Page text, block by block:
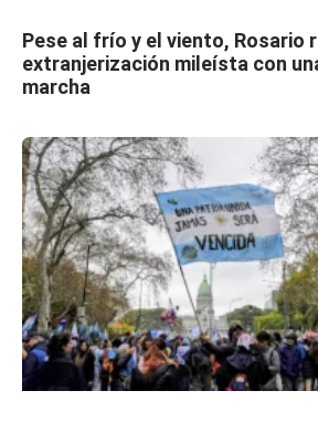
Pese al frío y el viento, Rosario
extranjerización mileísta con
marcha